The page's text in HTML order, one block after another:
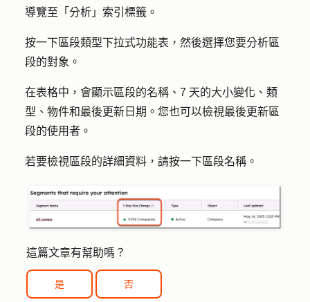
導覽至「 分析 」索引標籤。
按一下區段類型下拉式功能表，然後選擇您要分析區
段的對象 。
在表格中，會顯示區段的名稱、7 天的大小變化、類
型、物件和最後更新日期。您也可以檢視最後更新區
段的使用者。
若要檢視區段的詳細資料，請按一下區段名稱 。
這篇文章有幫助嗎？
是 否